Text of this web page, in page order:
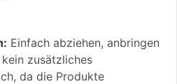
Einfach abziehen, anbringen
zusätzliches
da die Produkte